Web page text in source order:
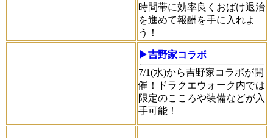
時間帯に効率良くおばけ退治
を進めて報酬を手に入れよ
う！
▶吉野家コラボ
7/1(水)から吉野家コラボが開
催！ドラクエウォーク内では
限定のこころや装備などが入
手可能！